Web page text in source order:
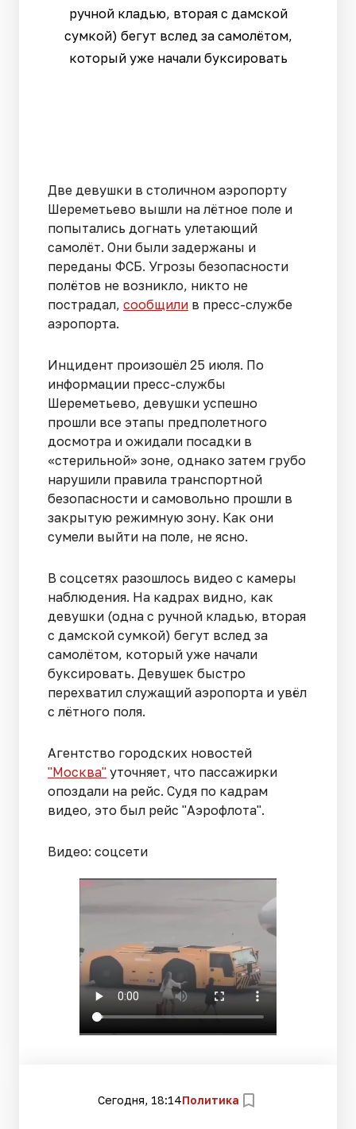
ручной кладью, вторая с дамской
сумкой) бегут вслед за самолётом,
который уже начали буксировать
Две девушки в столичном аэропорту
Шереметьево вышли на лётное поле и
попытались догнать улетающий
самолёт. Они были задержаны и
переданы ФСБ. Угрозы безопасности
полётов не возникло, никто не
пострадал, сообщили в пресс-службе
аэропорта.
Инцидент произошёл 25 июля. По
информации пресс-службы
Шереметьево, девушки успешно
прошли все этапы предполетного
досмотра и ожидали посадки в
«стерильной» зоне, однако затем грубо
нарушили правила транспортной
безопасности и самовольно прошли в
закрытую режимную зону. Как они
сумели выйти на поле, не ясно.
В соцсетях разошлось видео с камеры
наблюдения. На кадрах видно, как
девушки (одна с ручной кладью, вторая
с дамской сумкой) бегут вслед за
самолётом, который уже начали
буксировать. Девушек быстро
перехватил служащий аэропорта и увёл
с лётного поля.
Агентство городских новостей
"Москва" уточняет, что пассажирки
опоздали на рейс. Судя по кадрам
видео, это был рейс "Аэрофлота".
Видео: соцсети
Сегодня, 18:14Политика